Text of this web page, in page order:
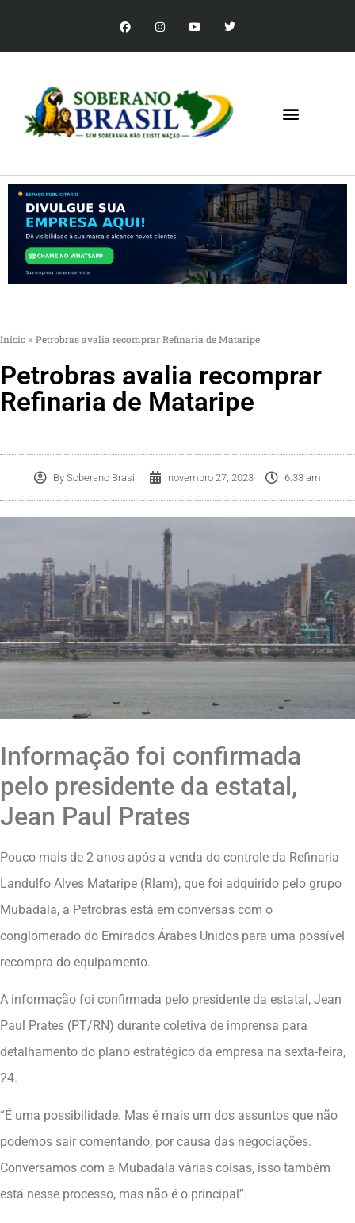
Início » Petrobras avalia recomprar Refinaria de Mataripe
Petrobras avalia recomprar
Refinaria de Mataripe
By Soberano Brasil novembro 27, 2023 6:33 am
Informação foi confirmada
pelo presidente da estatal,
Jean Paul Prates
Pouco mais de 2 anos após a venda do controle da Refinaria
Landulfo Alves Mataripe (Rlam), que foi adquirido pelo grupo
Mubadala, a Petrobras está em conversas com o
conglomerado do Emirados Árabes Unidos para uma possível
recompra do equipamento.
A informação foi confirmada pelo presidente da estatal, Jean
Paul Prates (PT/RN) durante coletiva de imprensa para
detalhamento do plano estratégico da empresa na sexta-feira,
24.
“É uma possibilidade. Mas é mais um dos assuntos que não
podemos sair comentando, por causa das negociações.
Conversamos com a Mubadala várias coisas, isso também
está nesse processo, mas não é o principal”.